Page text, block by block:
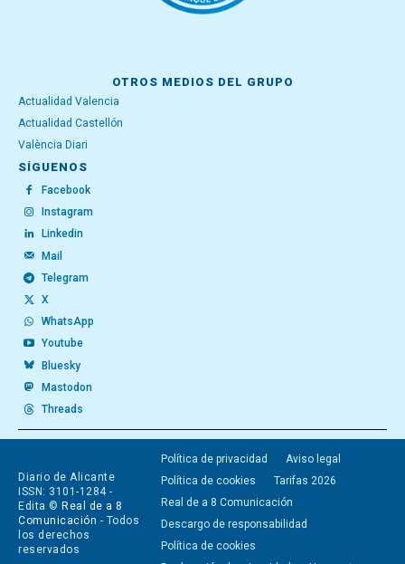
OTROS MEDIOS DEL GRUPO
Actualidad Valencia
Actualidad Castellón
València Diari
SÍGUENOS
Facebook
Instagram
Linkedin
Mail
Telegram
X
WhatsApp
Youtube
Bluesky
Mastodon
Threads
Diario de Alicante
ISSN: 3101-1284 -
Edita © Real de a 8
Comunicación - Todos
los derechos
reservados
Política de privacidad
Aviso legal
Política de cookies
Tarifas 2026
Real de a 8 Comunicación
Descargo de responsabilidad
Política de cookies